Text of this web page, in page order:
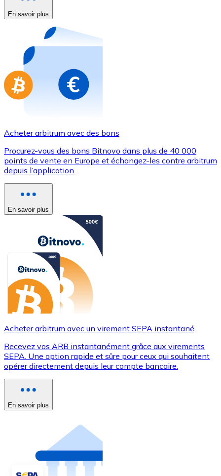
Nouveau
Achetez des cartes-cadeaux de vos marques
Aller à la boutique de cartes-cadeaux
En savoir plus
Acheter arbitrum avec des bons
Procurez-vous des bons Bitnovo dans plus de 40 000
points de vente en Europe et échangez-les contre arbitrum
depuis l’application.
En savoir plus
Acheter arbitrum avec un virement SEPA instantané
Recevez vos ARB instantanément grâce aux virements
SEPA. Une option rapide et sûre pour ceux qui souhaitent
opérer directement depuis leur compte bancaire.
En savoir plus